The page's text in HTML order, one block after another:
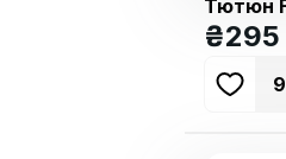
Тютюн
₴295
9